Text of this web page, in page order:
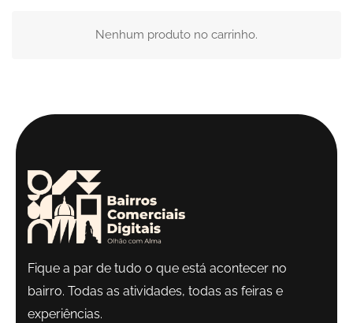
Nenhum produto no carrinho.
Fique a par de tudo o que está acontecer no
bairro. Todas as atividades, todas as feiras e
experiências.